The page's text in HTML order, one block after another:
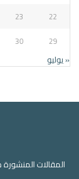
22
23
29
30
« يوليو
المقالات